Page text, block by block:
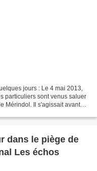
jours : Le 4 mai 2013,
particuliers sont venus saluer
Mérindol. Il s'agissait avant
dans le piège de
Les échos